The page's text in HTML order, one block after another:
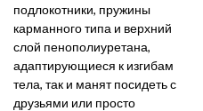
подлокотники, пружины
карманного типа и верхний
слой пенополиуретана,
адаптирующиеся к изгибам
тела, так и манят посидеть с
друзьями или просто